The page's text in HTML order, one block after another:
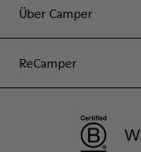
Über Camper
ReCamper